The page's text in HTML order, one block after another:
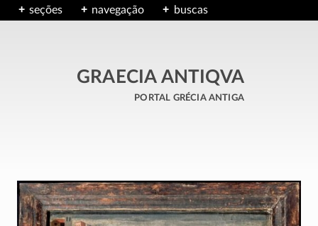
seções navegação buscas
GRAECIA ANTIQVA
portal grécia antiga